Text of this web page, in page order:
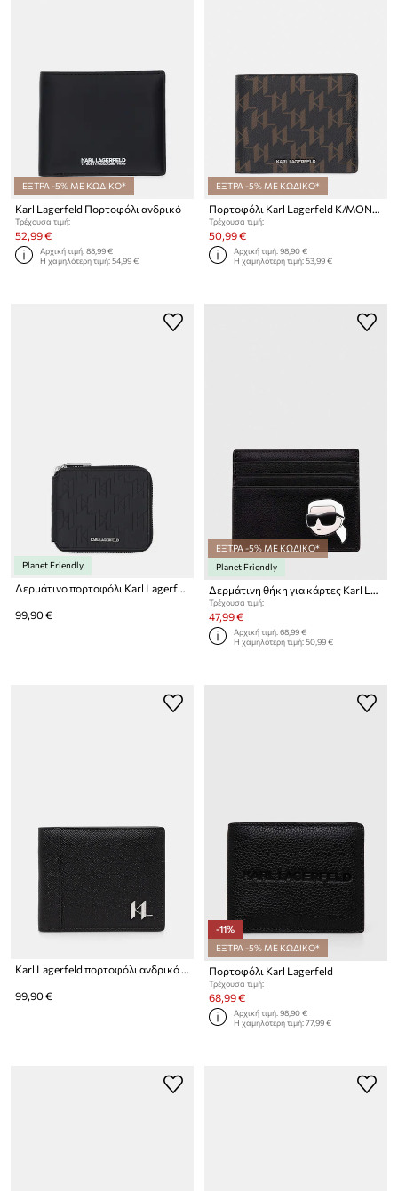
ΕΞΤΡΑ -5% ΜΕ ΚΩΔΙΚΟ*
Karl Lagerfeld Πορτοφόλι ανδρικό
Τρέχουσα τιμή:
52,99 €
Αρχική τιμή:88,99 €
Η χαμηλότερη τιμή:54,99 €
ΕΞΤΡΑ -5% ΜΕ ΚΩΔΙΚΟ*
Τρέχουσα τιμή:
50,99 €
Αρχική τιμή:98,90 €
Η χαμηλότερη τιμή:53,99 €
Planet Friendly
Δερμάτινο πορτοφόλι Karl Lagerfeld K/LOOM
99,90 €
ΕΞΤΡΑ -5% ΜΕ ΚΩΔΙΚΟ*
Planet Friendly
Τρέχουσα τιμή:
47,99 €
Αρχική τιμή:68,99 €
Η χαμηλότερη τιμή:50,99 €
Karl Lagerfeld πορτοφόλι ανδρικό δερμάτινο K/MONOGRAM
99,90 €
-11%
ΕΞΤΡΑ -5% ΜΕ ΚΩΔΙΚΟ*
Πορτοφόλι Karl Lagerfeld
Τρέχουσα τιμή:
68,99 €
Αρχική τιμή:98,90 €
Η χαμηλότερη τιμή:77,99 €